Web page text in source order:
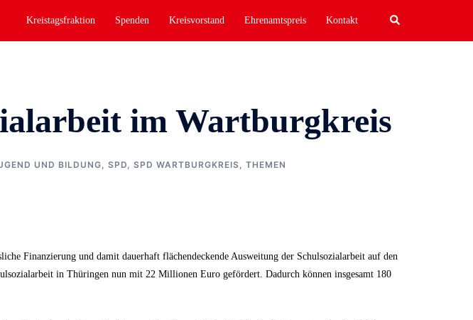
Kreistagsfraktion Spenden Kreisvorstand Ehrenamtspreis Kontakt Search
im Wartburgkreis
UND BILDUNG SPD SPD WARTBURGKREIS THEMEN
Finanzierung und damit dauerhaft flächendeckende Ausweitung der Schulsozialarbeit auf den
in Thüringen nun mit 22 Millionen Euro gefördert. Dadurch können insgesamt 180